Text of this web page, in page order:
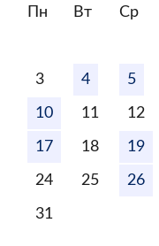
Пн
Вт Ср
3 4 5
10 11 12
17 18 19
24 25 26
31